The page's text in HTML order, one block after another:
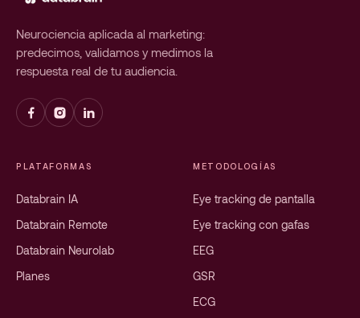
Neurociencia aplicada al marketing:
predecimos, validamos y medimos la
respuesta real de tu audiencia.
PLATAFORMAS
Databrain IA
Databrain Remote
Databrain Neurolab
Planes
METODOLOGÍAS
Eye tracking de pantalla
Eye tracking con gafas
EEG
GSR
ECG